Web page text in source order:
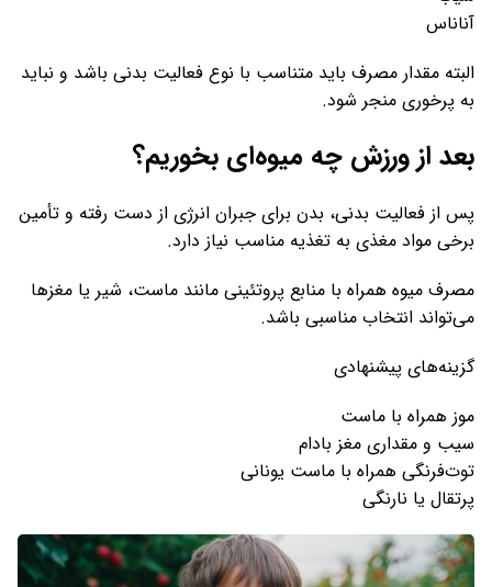
آناناس
البته مقدار مصرف باید متناسب با نوع فعالیت بدنی باشد و نباید
به پرخوری منجر شود.
بعد از ورزش چه میوه‌ای بخوریم؟
پس از فعالیت بدنی، بدن برای جبران انرژی از دست رفته و تأمین
برخی مواد مغذی به تغذیه مناسب نیاز دارد.
مصرف میوه همراه با منابع پروتئینی مانند ماست، شیر یا مغزها
می‌تواند انتخاب مناسبی باشد.
گزینه‌های پیشنهادی
موز همراه با ماست
سیب و مقداری مغز بادام
توت‌فرنگی همراه با ماست یونانی
پرتقال یا نارنگی